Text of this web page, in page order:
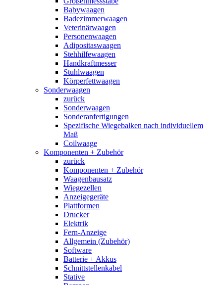
Babywaagen
Badezimmerwaagen
Veterinärwaagen
Personenwaagen
Adipositaswaagen
Stehhilfewaagen
Handkraftmesser
Stuhlwaagen
Körperfettwaagen
Sonderwaagen
zurück
Sonderwaagen
Sonderanfertigungen
Spezifische Wiegebalken nach individuellem
Maß
Coilwaage
Komponenten + Zubehör
zurück
Komponenten + Zubehör
Waagenbausatz
Wiegezellen
Anzeigegeräte
Plattformen
Drucker
Elektrik
Fern-Anzeige
Allgemein (Zubehör)
Software
Batterie + Akkus
Schnittstellenkabel
Stative